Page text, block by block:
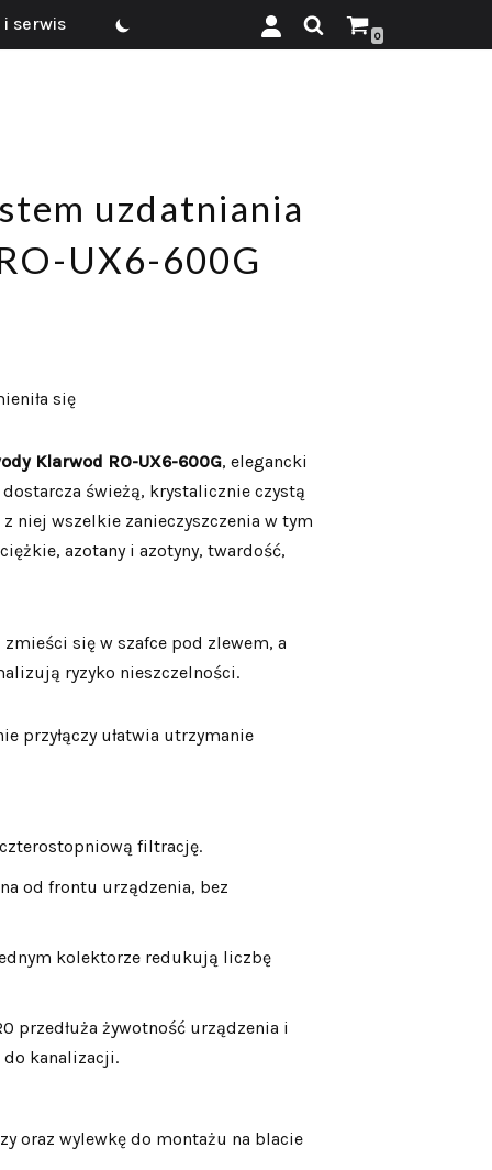
serwis
0
uzdatniania
UX6-600G
się
Klarwod RO-UX6-600G, elegancki
świeżą, krystalicznie czystą
niej wszelkie zanieczyszczenia w tym
azotany i azotyny, twardość,
się w szafce pod zlewem, a
ryzyko nieszczelności.
przyłączy ułatwia utrzymanie
filtrację.
od frontu urządzenia, bez
kolektorze redukują liczbę
przedłuża żywotność urządzenia i
kanalizacji.
oraz wylewkę do montażu na blacie